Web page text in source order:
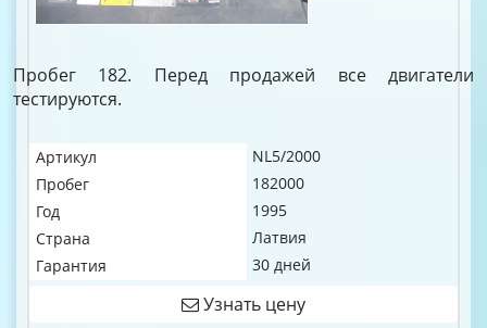
Пробег 182. Перед продажей все двигатели
тестируются.
Артикул
NL5/2000
Пробег
182000
Год
1995
Страна
Латвия
Гарантия
30 дней
Узнать цену